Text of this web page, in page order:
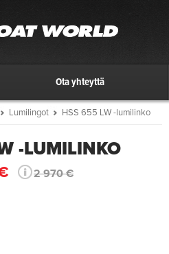
Ota yhteyttä
Lumilingot HSS 655 LW -lumilinko
-LUMILINKO
2 970 €